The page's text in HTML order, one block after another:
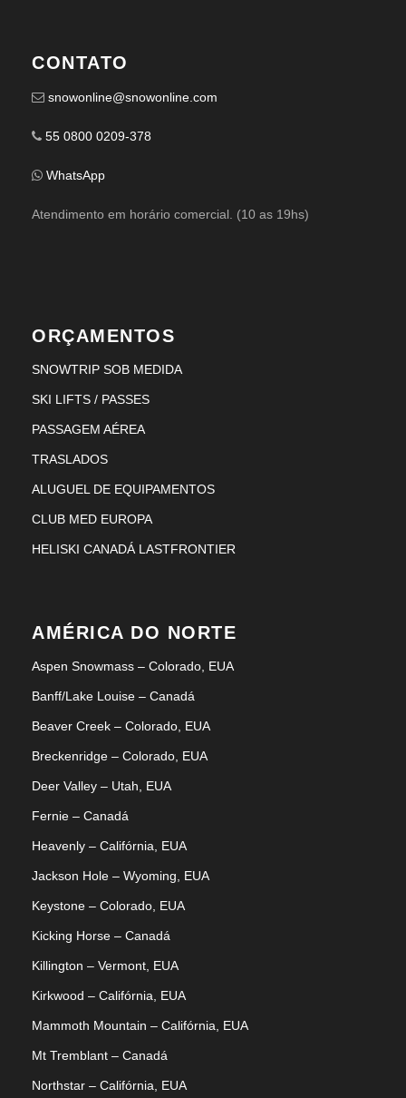
CONTATO
snowonline@snowonline.com
55 0800 0209-378
WhatsApp
Atendimento em horário comercial. (10 as 19hs)
ORÇAMENTOS
SNOWTRIP SOB MEDIDA
SKI LIFTS / PASSES
PASSAGEM AÉREA
TRASLADOS
ALUGUEL DE EQUIPAMENTOS
CLUB MED EUROPA
HELISKI CANADÁ LASTFRONTIER
AMÉRICA DO NORTE
Aspen Snowmass – Colorado, EUA
Banff/Lake Louise – Canadá
Beaver Creek – Colorado, EUA
Breckenridge – Colorado, EUA
Deer Valley – Utah, EUA
Fernie – Canadá
Heavenly – Califórnia, EUA
Jackson Hole – Wyoming, EUA
Keystone – Colorado, EUA
Kicking Horse – Canadá
Killington – Vermont, EUA
Kirkwood – Califórnia, EUA
Mammoth Mountain – Califórnia, EUA
Mt Tremblant – Canadá
Northstar – Califórnia, EUA